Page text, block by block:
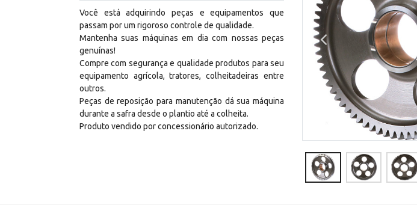
Você está adquirindo peças e equipamentos que
passam por um rigoroso controle de qualidade.
Mantenha suas máquinas em dia com nossas peças
genuínas!
Compre com segurança e qualidade produtos para seu
equipamento agrícola, tratores, colheitadeiras entre
outros.
Peças de reposição para manutenção dá sua máquina
durante a safra desde o plantio até a colheita.
Produto vendido por concessionário autorizado.